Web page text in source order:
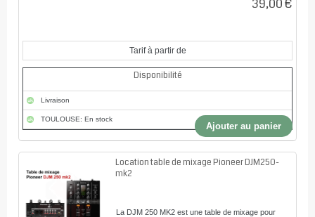
39,00 €
Tarif à partir de
Disponibilité
Livraison
TOULOUSE: En stock
Ajouter au panier
Location table de mixage Pioneer DJM250-
mk2
La DJM 250 MK2 est une table de mixage pour